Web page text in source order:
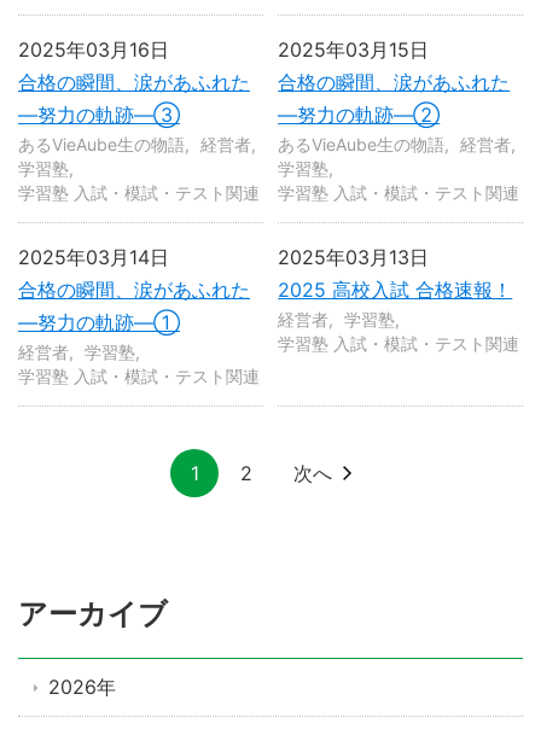
合格の瞬間、涙があふれた
—努力の軌跡—③
2025年03月16日
あるVieAube生の物語
経営者
学習塾
学習塾 入試・模試・テスト関連
合格の瞬間、涙があふれた
—努力の軌跡—②
2025年03月15日
あるVieAube生の物語
経営者
学習塾
学習塾 入試・模試・テスト関連
合格の瞬間、涙があふれた
—努力の軌跡—①
2025年03月14日
経営者
学習塾
学習塾 入試・模試・テスト関連
2025 高校入試 合格速報！
2025年03月13日
経営者
学習塾
学習塾 入試・模試・テスト関連
1 2 次へ
アーカイブ
2026年